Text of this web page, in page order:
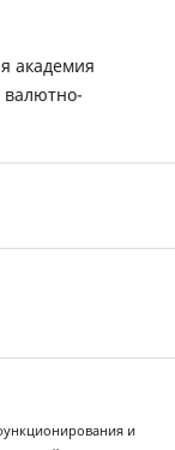
академия
и